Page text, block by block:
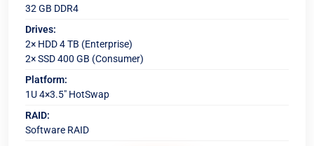
32 GB DDR4
Drives:
2× HDD 4 TB (Enterprise)
2× SSD 400 GB (Consumer)
Platform:
1U 4×3.5" HotSwap
RAID:
Software RAID